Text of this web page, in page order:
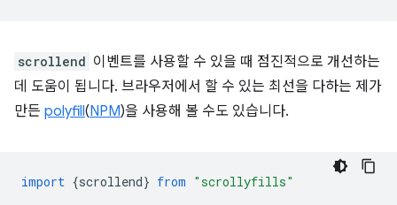
scrollend 이벤트를 사용할 수 있을 때 점진적으로 개선하는
데 도움이 됩니다. 브라우저에서 할 수 있는 최선을 다하는 제가
만든 polyfill(NPM)을 사용해 볼 수도 있습니다.
import {scrollend} from "scrollyfills"